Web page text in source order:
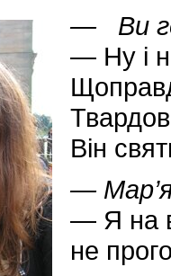
— Ви
— Ну і
Він
—
— Я на
не